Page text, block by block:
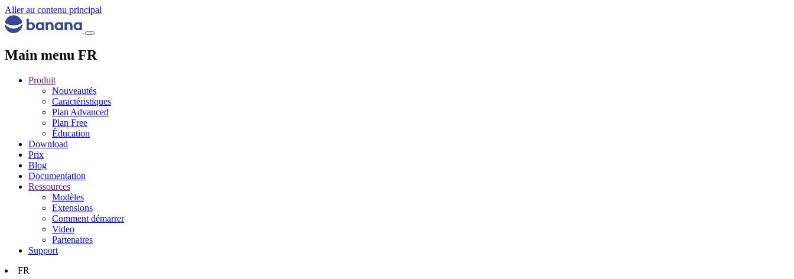
Aller au contenu principal
Main menu FR
Produit
Nouveautés
Caractéristiques
Plan Advanced
Plan Free
Éducation
Download
Prix
Blog
Documentation
Ressources
Modèles
Extensions
Comment démarrer
Video
Partenaires
Support
FR